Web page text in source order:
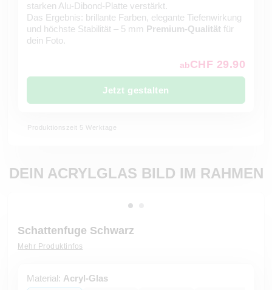
starken Alu-Dibond-Platte verstärkt.
Das Ergebnis: brillante Farben, elegante Tiefenwirkung
und höchste Stabilität – 5 mm Premium-Qualität für
dein Foto.
abCHF 29.90
Jetzt gestalten
Produktionszeit 5 Werktage
DEIN ACRYLGLAS BILD IM RAHMEN
Schattenfuge Schwarz
Mehr Produktinfos
Material: Acryl-Glas